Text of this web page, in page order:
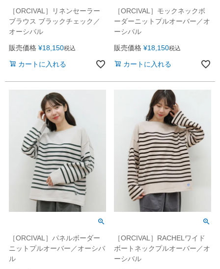
［ORCIVAL］リネンセーラー
ブラウス ブラックチェック／
オーシバル
販売価格 ¥18,150税込
カートに入れる
［ORCIVAL］モックネックボ
ーダーニットプルオーバー／オ
ーシバル
販売価格 ¥18,150税込
カートに入れる
［ORCIVAL］パネルボーダー
ニットプルオーバー／オーシバ
ル
［ORCIVAL］RACHELワイド
ボートネックプルオーバー／オ
ーシバル